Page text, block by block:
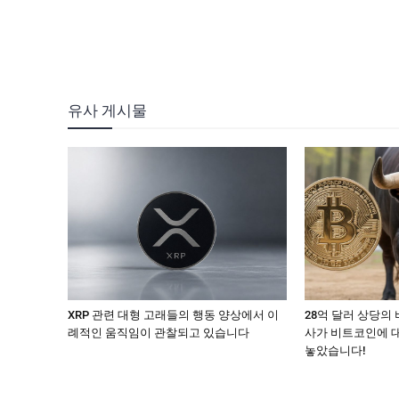
유사 게시물
XRP 관련 대형 고래들의 행동 양상에서 이
례적인 움직임이 관찰되고 있습니다
28억 달러 상당의
사가 비트코인에
놓았습니다!